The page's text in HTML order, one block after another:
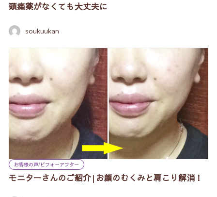
頭痛薬がなくても大丈夫に
soukuukan
お客様の声/ビフォーアフター
モニターさんのご紹介|お顔のむくみと肩こり解消！